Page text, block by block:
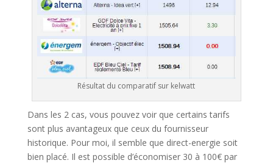
Résultat du comparatif sur kelwatt
Dans les 2 cas, vous pouvez voir que certains tarifs
sont plus avantageux que ceux du fournisseur
historique. Pour moi, il semble que direct-energie soit
bien placé. Il est possible d’économiser 30 à 100€ par